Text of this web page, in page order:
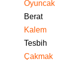
Oyuncak
Berat
Kalem
Tesbih
Çakmak